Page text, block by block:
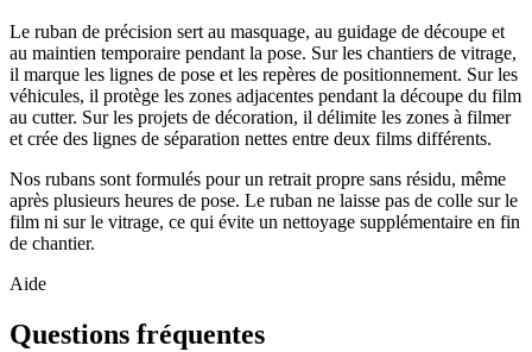
Le ruban de précision sert au masquage, au guidage de découpe et
au maintien temporaire pendant la pose. Sur les chantiers de vitrage,
il marque les lignes de pose et les repères de positionnement. Sur les
véhicules, il protège les zones adjacentes pendant la découpe du film
au cutter. Sur les projets de décoration, il délimite les zones à filmer
et crée des lignes de séparation nettes entre deux films différents.
Nos rubans sont formulés pour un retrait propre sans résidu, même
après plusieurs heures de pose. Le ruban ne laisse pas de colle sur le
film ni sur le vitrage, ce qui évite un nettoyage supplémentaire en fin
de chantier.
Aide
Questions fréquentes